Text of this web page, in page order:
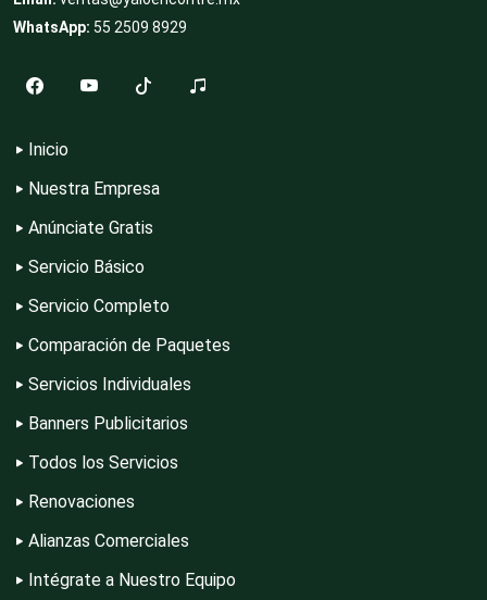
Cocinas Integrales
Compresores de aire
Computadoras
Contadores
WhatsApp: 55 2509 8929
Inicio
Nuestra Empresa
Anúnciate Gratis
Servicio Básico
Servicio Completo
Comparación de Paquetes
Servicios Individuales
Banners Publicitarios
Todos los Servicios
Renovaciones
Alianzas Comerciales
Intégrate a Nuestro Equipo